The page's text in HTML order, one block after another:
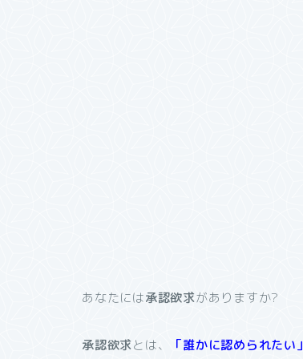
あなたには承認欲求がありますか?
承認欲求とは、 「誰かに認められたい」